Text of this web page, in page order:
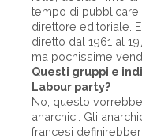
tempo di
direttore editoriale.
diretto dal 1961 al
ma pochissime
Questi gruppi e
Labour party?
No, questo
anarchici. Gli
francesi